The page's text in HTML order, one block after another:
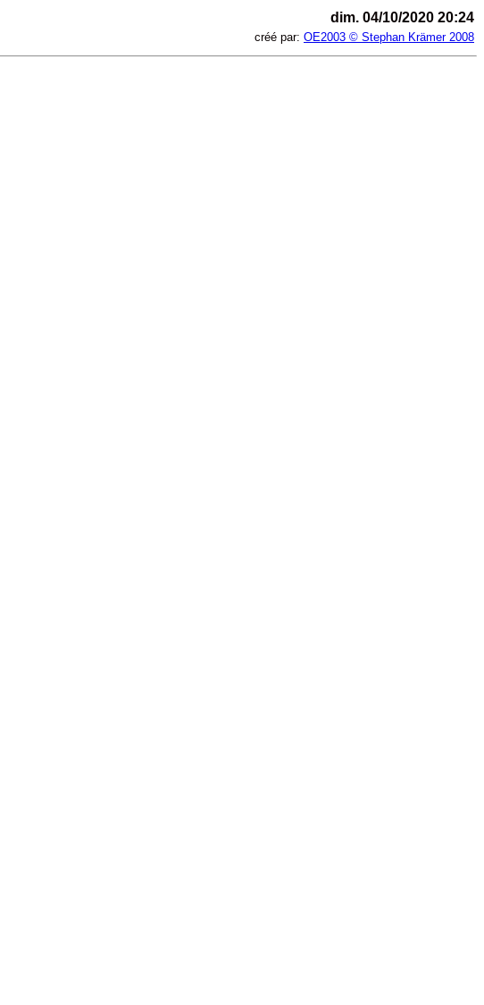
dim. 04/10/2020 20:24
créé par: OE2003 © Stephan Krämer 2008